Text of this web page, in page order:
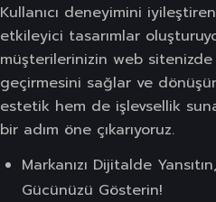
Kullanıcı deneyimini
etkileyici tasarımlar
müşterilerinizin web
geçirmesini sağlar ve
estetik hem de işlevsellik
bir adım öne çıkarıyoruz.
Markanızı Dijitalde Yansıtın,
Gücünüzü Gösterin!